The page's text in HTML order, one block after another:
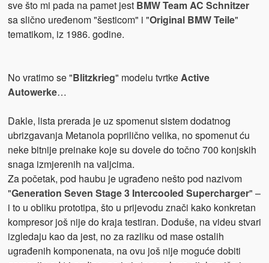
sve što mi pada na pamet jest BMW Team AC Schnitzer
sa slično uređenom "šesticom" i "Original BMW Teile"
tematikom, iz 1986. godine.
No vratimo se "Blitzkrieg" modelu tvrtkeActive
Autowerke…
Dakle, lista prerada je uz spomenut sistem dodatnog
ubrizgavanja Metanola poprilično velika, no spomenut ću
neke bitnije preinake koje su dovele do točno 700 konjskih
snaga izmjerenih na valjcima.
Za početak, pod haubu je ugrađeno nešto pod nazivom
"Generation Seven Stage 3 Intercooled Supercharger" –
i to u obliku prototipa, što u prijevodu znači kako konkretan
kompresor još nije do kraja testiran. Doduše, na videu stvari
izgledaju kao da jest, no za razliku od mase ostalih
ugrađenih komponenata, na ovu još nije moguće dobiti